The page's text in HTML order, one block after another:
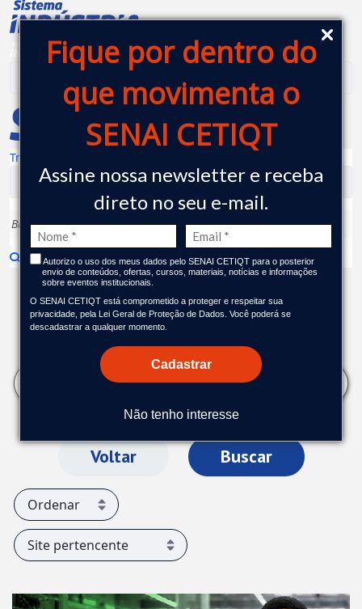
Fique por dentro do
que movimenta o
SENAI CETIQT
Assine nossa newsletter e receba
direto no seu e-mail.
Autorizo o uso dos meus dados pelo SENAI CETIQT para o posterior
envio de conteúdos, ofertas, cursos, materiais, notícias e informações
sobre eventos institucionais.
O SENAI CETIQT está comprometido a proteger e respeitar sua
privacidade, pela Lei Geral de Proteção de Dados. Você poderá se
descadastrar a qualquer momento.
Cadastrar
Não tenho interesse
Pular para o Conteúdo principal
SENAI CETIQT - Centro de
Transparência
Publicações
Voltar Buscar